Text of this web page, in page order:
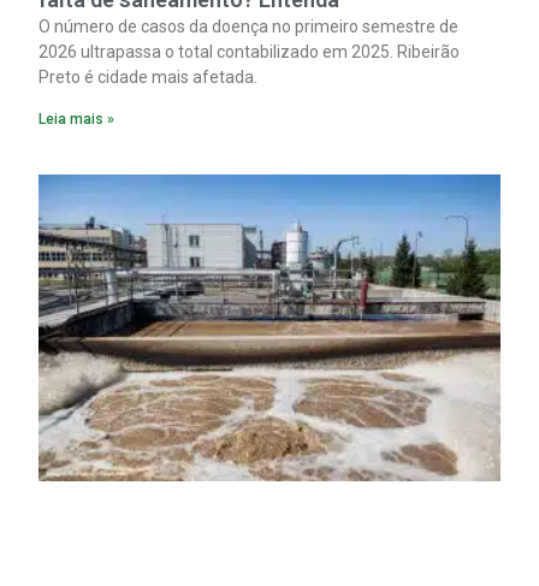
O número de casos da doença no primeiro semestre de
2026 ultrapassa o total contabilizado em 2025. Ribeirão
Preto é cidade mais afetada.
Leia mais »